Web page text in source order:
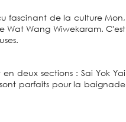
fascinant de la culture Mon,
Wat Wang Wiwekaram. C'est
deux sections : Sai Yok Yai
parfaits pour la baignade